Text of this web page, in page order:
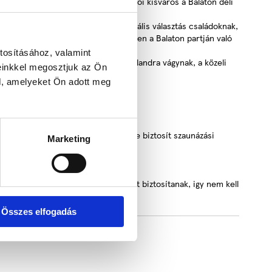
valamint
megosztjuk az Ön
amelyeket Ön adott meg
Marketing
Összes elfogadás
várja a vendégeket, ideális választás családoknak,
kerékpározás, vagy egyszerűen a Balaton partján való
hangulatot. Ha pedig egy kis kalandra vágynak, a közeli
felszerelt szauna 5 fő részére biztosít szaunázási
plantánfák korlátlan árnyékot biztosítanak, igy nem kell